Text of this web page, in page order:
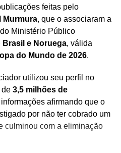
mecanismos que
atuação dessas estruturas
andamento eos fatos
curso do processo
o direito ao contraditório e à
a legislação brasileira.
Saiba+
feitas pelo
Murmura, que o associaram a
Ministério Público
Brasil e Noruega, válida
do Mundo de 2026.
utilizou seu perfil no
de 3,5 milhões de
afirmando que o
por não ter cobrado um
culminou com a eliminação